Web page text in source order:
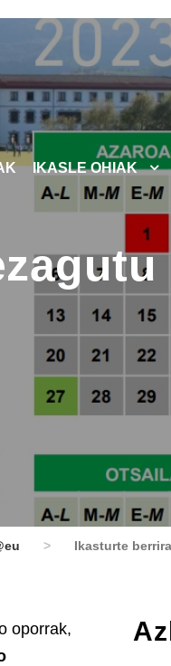
IKASLE OHIAK
> Ikasturte
oporrak,